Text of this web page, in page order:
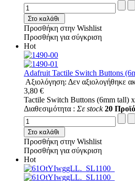
Στο καλάθι
Προσθήκη στην Wishlist
Προσθήκη για σύγκριση
Hot
Adafruit Tactile Switch Buttons
Αξιολόγηση: Δεν αξιολογήθηκε
3,80 €
Tactile Switch Buttons (6mm tall)
Διαθεσιμότητα : Σε stock 20
Στο καλάθι
Προσθήκη στην Wishlist
Προσθήκη για σύγκριση
Hot